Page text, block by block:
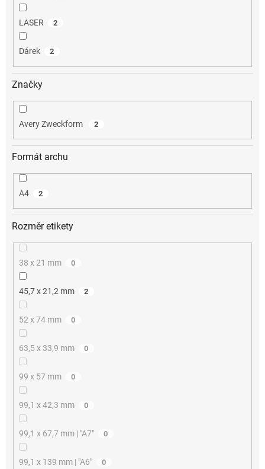
LASER 2
Dárek 2
Značky
Avery Zweckform 2
Formát archu
A4 2
Rozměr etikety
38 x 21 mm 0
45,7 x 21,2 mm 2
52 x 74 mm 0
63,5 x 33,9 mm 0
99 x 57 mm 0
99,1 x 42,3 mm 0
99,1 x 67,7 mm | "A7" 0
99,1 x 139 mm | "A6" 0